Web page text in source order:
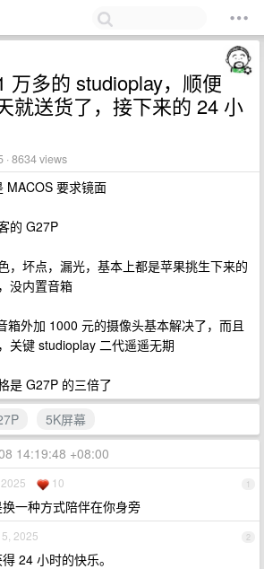
万多的 studioplay，顺便
就送货了，接下来的 24 小
· 8634 views
MACOS 要求镜面
的 G27P
，坏点，漏光，基本上都是苹果挑生下来的
没内置音箱
箱外加 1000 元的摄像头基本解决了，而且
关键 studioplay 二代遥遥无期
是 G27P 的三倍了
5K屏幕
14:19:48 +08:00
1
10
一种方式陪伴在你身旁
2
2025
24 小时的快乐。